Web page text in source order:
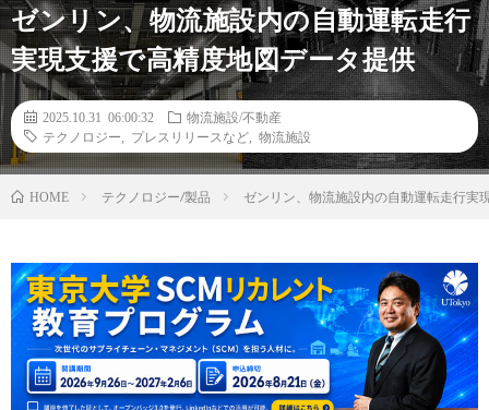
ゼンリン、物流施設内の自動運転走行
実現支援で高精度地図データ提供
2025.10.31 06:00:32
物流施設/不動産
テクノロジー
プレスリリースなど 物流施設
HOME テクノロジー/製品 ゼンリン、物流施設内の自動運転走行実